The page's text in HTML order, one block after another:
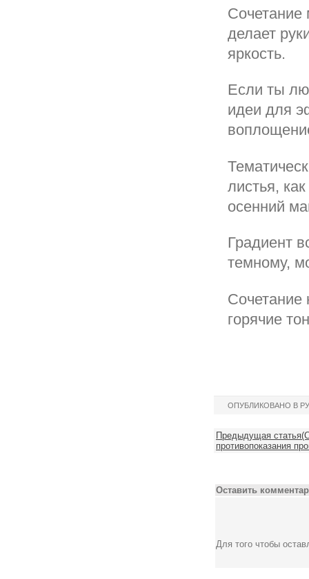
Сочетание
делает
яркость.
Если ты
идеи для
листья,
осенний
Градиент
темному,
Сочетание
горячие
ОПУБЛИКОВАНО В
Предыдущая
противопоказания
Оставить
Для того чтобы